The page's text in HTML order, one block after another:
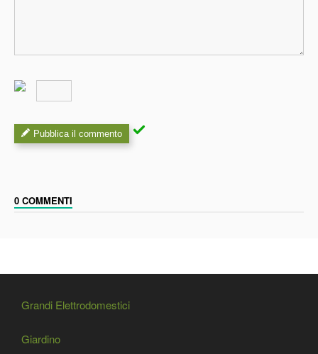
Pubblica il commento
0 COMMENTI
Grandi Elettrodomestici
Giardino